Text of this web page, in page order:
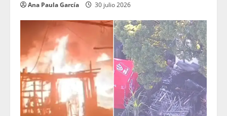
Ana Paula García 30 julio 2026